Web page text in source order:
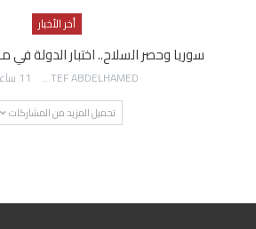
أخر الأخبار
سوريا وحصر السلاح.. اختبار الدولة في
AWATEF ABDELHAMED 11 ساعة منذ
تحميل المزيد من المشاركات